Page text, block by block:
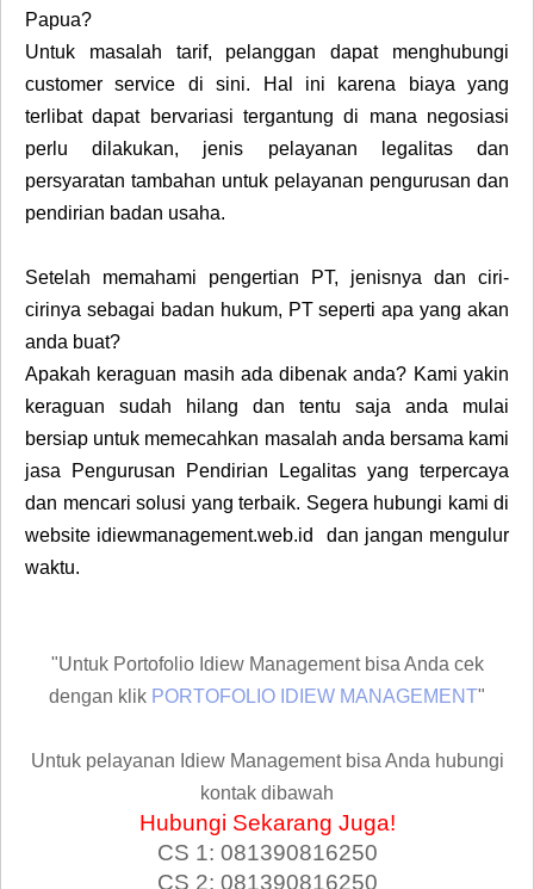
Papua?
Untuk masalah tarif, pelanggan dapat menghubungi
customer service di sini. Hal ini karena biaya yang
terlibat dapat bervariasi tergantung di mana negosiasi
perlu dilakukan, jenis pelayanan legalitas dan
persyaratan tambahan untuk pelayanan pengurusan dan
pendirian badan usaha.
Setelah memahami pengertian PT, jenisnya dan ciri-
cirinya sebagai badan hukum, PT seperti apa yang akan
anda buat?
Apakah keraguan masih ada dibenak anda? Kami yakin
keraguan sudah hilang dan tentu saja anda mulai
bersiap untuk memecahkan masalah anda bersama kami
jasa Pengurusan Pendirian Legalitas yang terpercaya
dan mencari solusi yang terbaik. Segera hubungi kami di
website idiewmanagement.web.id dan jangan mengulur
waktu.
"Untuk Portofolio Idiew Management bisa Anda cek
dengan klik PORTOFOLIO IDIEW MANAGEMENT"
Untuk pelayanan Idiew Management bisa Anda hubungi
kontak dibawah
Hubungi Sekarang Juga!
CS 1: 081390816250
CS 2: 081390816250